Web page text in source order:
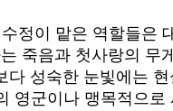
정이 맡은 역할들은
죽음과 첫사랑의 무
성숙한 눈빛에는
영군이나 맹목적으